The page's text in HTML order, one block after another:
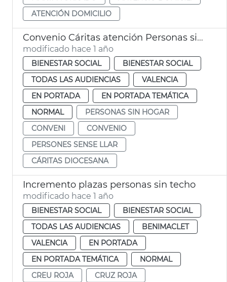
ATENCIÓN DOMICILIO
Convenio Cáritas atención Personas sin Hogar
modificado hace 1 año
BIENESTAR SOCIAL
BIENESTAR SOCIAL
TODAS LAS AUDIENCIAS
VALENCIA
EN PORTADA
EN PORTADA TEMÁTICA
NORMAL
PERSONAS SIN HOGAR
CONVENI
CONVENIO
PERSONES SENSE LLAR
CÁRITAS DIOCESANA
Incremento plazas personas sin techo
modificado hace 1 año
BIENESTAR SOCIAL
BIENESTAR SOCIAL
TODAS LAS AUDIENCIAS
BENIMACLET
VALENCIA
EN PORTADA
EN PORTADA TEMÁTICA
NORMAL
CREU ROJA
CRUZ ROJA